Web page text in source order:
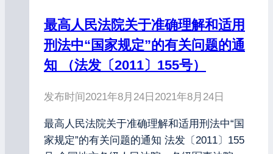
最高人民法院关于准确理解和适用
刑法中“国家规定”的有关问题的通
知 （法发〔2011〕155号）
发布时间2021年8月24日 2021年8月24日
最高人民法院关于准确理解和适用刑法中“国
家规定”的有关问题的通知 法发〔2011〕155